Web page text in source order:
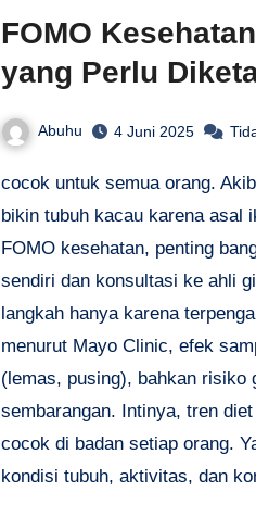
FOMO
yang Perlu
Abuhu 4 Juni 2025
cocok untuk semua orang.
bikin tubuh kacau karena asal
FOMO kesehatan, penting
sendiri dan konsultasi ke ahli
langkah hanya karena
menurut Mayo Clinic, efek
(lemas, pusing), bahkan risiko
sembarangan. Intinya, tren
cocok di badan setiap orang.
kondisi tubuh, aktivitas, dan